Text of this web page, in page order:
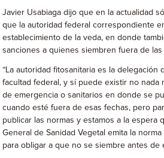
Javier Usabiaga dijo que en la actualidad
que la autoridad federal correspondiente
establecimiento de la veda, en donde
sanciones a quienes siembren fuera de
“La autoridad fitosanitaria es la delegación
facultad federal, y sí puede existir no nada
de emergencia o sanitarios en donde se
cuando esté fuera de esas fechas, pero
publicar las normas y estamos a la espera
General de Sanidad Vegetal emita la
para obligar a que no se siembre antes de